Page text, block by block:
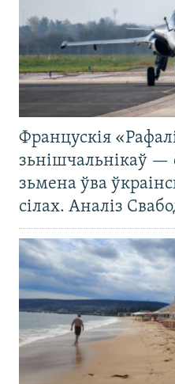
Францускія
зьнішчальнікаў —
зьмена ўва
сілах. Аналіз